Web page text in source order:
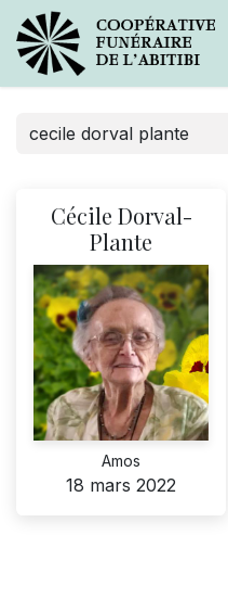
Cécile Dorval-
Plante
Amos
18 mars 2022